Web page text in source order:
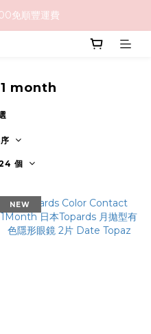
免順豐運費
免順豐運費
month
個
NEW